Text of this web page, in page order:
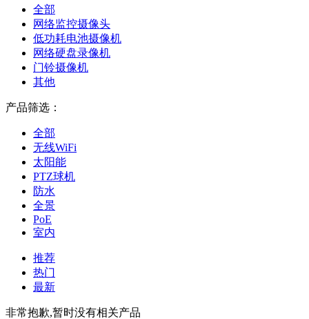
全部
网络监控摄像头
低功耗电池摄像机
网络硬盘录像机
门铃摄像机
其他
产品筛选：
全部
无线WiFi
太阳能
PTZ球机
防水
全景
PoE
室内
推荐
热门
最新
非常抱歉,暂时没有相关产品